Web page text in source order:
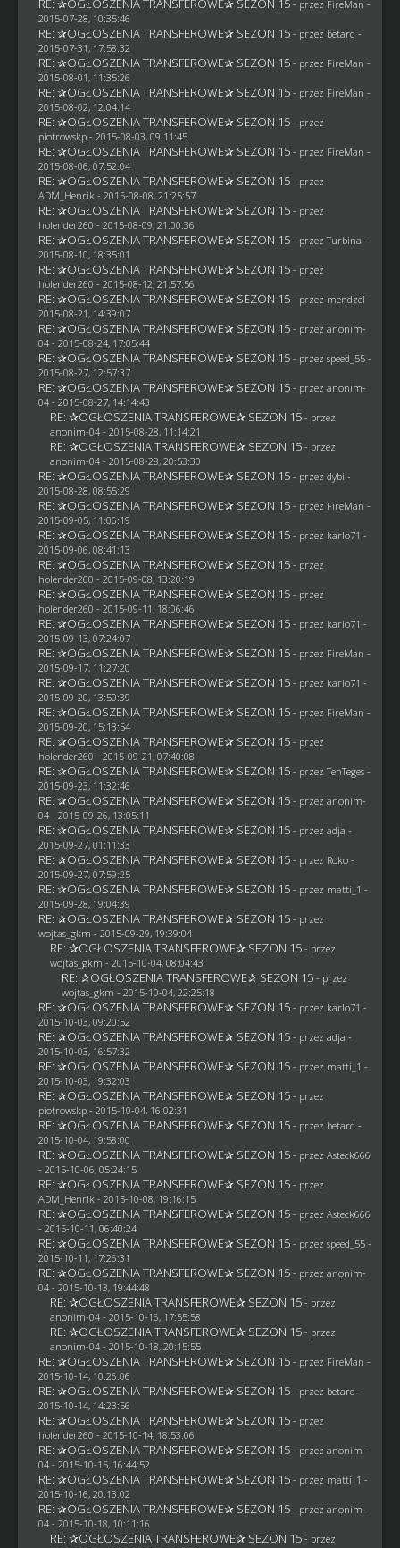
RE: ✰OGŁOSZENIA TRANSFEROWE✰ SEZON 15 - przez FireMan -
2015-07-28, 10:35:46
RE: ✰OGŁOSZENIA TRANSFEROWE✰ SEZON 15 - przez betard -
2015-07-31, 17:58:32
RE: ✰OGŁOSZENIA TRANSFEROWE✰ SEZON 15 - przez FireMan -
2015-08-01, 11:35:26
RE: ✰OGŁOSZENIA TRANSFEROWE✰ SEZON 15 - przez FireMan -
2015-08-02, 12:04:14
RE: ✰OGŁOSZENIA TRANSFEROWE✰ SEZON 15 - przez
piotrowskp- 2015-08-03, 09:11:45
RE: ✰OGŁOSZENIA TRANSFEROWE✰ SEZON 15 - przez FireMan -
2015-08-06, 07:52:04
RE: ✰OGŁOSZENIA TRANSFEROWE✰ SEZON 15 - przez
ADM_Henrik - 2015-08-08, 21:25:57
RE: ✰OGŁOSZENIA TRANSFEROWE✰ SEZON 15 - przez
holender260 - 2015-08-09, 21:00:36
RE: ✰OGŁOSZENIA TRANSFEROWE✰ SEZON 15 - przez Turbina -
2015-08-10, 18:35:01
RE: ✰OGŁOSZENIA TRANSFEROWE✰ SEZON 15 - przez
holender260 - 2015-08-12, 21:57:56
RE: ✰OGŁOSZENIA TRANSFEROWE✰ SEZON 15 - przez mendzel -
2015-08-21, 14:39:07
RE: ✰OGŁOSZENIA TRANSFEROWE✰ SEZON 15 - przez anonim-
04- 2015-08-24, 17:05:44
RE: ✰OGŁOSZENIA TRANSFEROWE✰ SEZON 15 - przez speed_55 -
2015-08-27, 12:57:37
RE: ✰OGŁOSZENIA TRANSFEROWE✰ SEZON 15 - przez anonim-
04- 2015-08-27, 14:14:43
RE: ✰OGŁOSZENIA TRANSFEROWE✰ SEZON 15 - przez
anonim-04- 2015-08-28, 11:14:21
RE: ✰OGŁOSZENIA TRANSFEROWE✰ SEZON 15 - przez
anonim-04- 2015-08-28, 20:53:30
RE: ✰OGŁOSZENIA TRANSFEROWE✰ SEZON 15 - przez dybi -
2015-08-28, 08:55:29
RE: ✰OGŁOSZENIA TRANSFEROWE✰ SEZON 15 - przez FireMan -
2015-09-05, 11:06:19
RE: ✰OGŁOSZENIA TRANSFEROWE✰ SEZON 15 - przez karlo71 -
2015-09-06, 08:41:13
RE: ✰OGŁOSZENIA TRANSFEROWE✰ SEZON 15 - przez
holender260 - 2015-09-08, 13:20:19
RE: ✰OGŁOSZENIA TRANSFEROWE✰ SEZON 15 - przez
holender260 - 2015-09-11, 18:06:46
RE: ✰OGŁOSZENIA TRANSFEROWE✰ SEZON 15 - przez karlo71 -
2015-09-13, 07:24:07
RE: ✰OGŁOSZENIA TRANSFEROWE✰ SEZON 15 - przez FireMan -
2015-09-17, 11:27:20
RE: ✰OGŁOSZENIA TRANSFEROWE✰ SEZON 15 - przez karlo71 -
2015-09-20, 13:50:39
RE: ✰OGŁOSZENIA TRANSFEROWE✰ SEZON 15 - przez FireMan -
2015-09-20, 15:13:54
RE: ✰OGŁOSZENIA TRANSFEROWE✰ SEZON 15 - przez
holender260 - 2015-09-21, 07:40:08
RE: ✰OGŁOSZENIA TRANSFEROWE✰ SEZON 15 - przezTenTeges-
2015-09-23, 11:32:46
RE: ✰OGŁOSZENIA TRANSFEROWE✰ SEZON 15 - przez anonim-
04- 2015-09-26, 13:05:11
RE: ✰OGŁOSZENIA TRANSFEROWE✰ SEZON 15 - przez adja -
2015-09-27, 01:11:33
RE: ✰OGŁOSZENIA TRANSFEROWE✰ SEZON 15 - przez Roko-
2015-09-27, 07:59:25
RE: ✰OGŁOSZENIA TRANSFEROWE✰ SEZON 15 - przez matti_1 -
2015-09-28, 19:04:39
RE: ✰OGŁOSZENIA TRANSFEROWE✰ SEZON 15 - przez
wojtas_gkm - 2015-09-29, 19:39:04
RE: ✰OGŁOSZENIA TRANSFEROWE✰ SEZON 15 - przez
wojtas_gkm - 2015-10-04, 08:04:43
RE: ✰OGŁOSZENIA TRANSFEROWE✰ SEZON 15 - przez
wojtas_gkm - 2015-10-04, 22:25:18
RE: ✰OGŁOSZENIA TRANSFEROWE✰ SEZON 15 - przez karlo71 -
2015-10-03, 09:20:52
RE: ✰OGŁOSZENIA TRANSFEROWE✰ SEZON 15 - przez adja -
2015-10-03, 16:57:32
RE: ✰OGŁOSZENIA TRANSFEROWE✰ SEZON 15 - przez matti_1 -
2015-10-03, 19:32:03
RE: ✰OGŁOSZENIA TRANSFEROWE✰ SEZON 15 - przez
piotrowskp- 2015-10-04, 16:02:31
RE: ✰OGŁOSZENIA TRANSFEROWE✰ SEZON 15 - przez betard -
2015-10-04, 19:58:00
RE: ✰OGŁOSZENIA TRANSFEROWE✰ SEZON 15 - przez Asteck666
- 2015-10-06, 05:24:15
RE: ✰OGŁOSZENIA TRANSFEROWE✰ SEZON 15 - przez
ADM_Henrik - 2015-10-08, 19:16:15
RE: ✰OGŁOSZENIA TRANSFEROWE✰ SEZON 15 - przez Asteck666
- 2015-10-11, 06:40:24
RE: ✰OGŁOSZENIA TRANSFEROWE✰ SEZON 15 - przez speed_55 -
2015-10-11, 17:26:31
RE: ✰OGŁOSZENIA TRANSFEROWE✰ SEZON 15 - przez anonim-
04- 2015-10-13, 19:44:48
RE: ✰OGŁOSZENIA TRANSFEROWE✰ SEZON 15 - przez
anonim-04- 2015-10-16, 17:55:58
RE: ✰OGŁOSZENIA TRANSFEROWE✰ SEZON 15 - przez
anonim-04- 2015-10-18, 20:15:55
RE: ✰OGŁOSZENIA TRANSFEROWE✰ SEZON 15 - przez FireMan -
2015-10-14, 10:26:06
RE: ✰OGŁOSZENIA TRANSFEROWE✰ SEZON 15 - przez betard -
2015-10-14, 14:23:56
RE: ✰OGŁOSZENIA TRANSFEROWE✰ SEZON 15 - przez
holender260 - 2015-10-14, 18:53:06
RE: ✰OGŁOSZENIA TRANSFEROWE✰ SEZON 15 - przez anonim-
04- 2015-10-15, 16:44:52
RE: ✰OGŁOSZENIA TRANSFEROWE✰ SEZON 15 - przez matti_1 -
2015-10-16, 20:13:02
RE: ✰OGŁOSZENIA TRANSFEROWE✰ SEZON 15 - przez anonim-
04- 2015-10-18, 10:11:16
RE: ✰OGŁOSZENIA TRANSFEROWE✰ SEZON 15 - przez